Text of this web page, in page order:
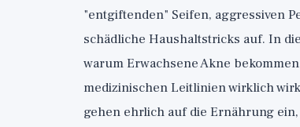
"entgiftenden" Seifen, aggressiven
schädliche Haushaltstricks auf. In
warum Erwachsene Akne
medizinischen Leitlinien wirklich
gehen ehrlich auf die Ernährung